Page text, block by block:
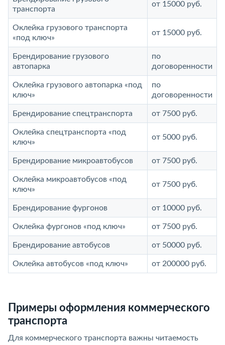
транспорта
от 15000 руб.
Оклейка грузового транспорта
«под ключ»
от 15000 руб.
Брендирование грузового
автопарка
по
договоренности
Оклейка грузового автопарка «под
ключ»
по
договоренности
Брендирование спецтранспорта от 7500 руб.
Оклейка спецтранспорта «под
ключ»
от 5000 руб.
Брендирование микроавтобусов от 7500 руб.
Оклейка микроавтобусов «под
ключ»
от 7500 руб.
Брендирование фургонов от 10000 руб.
Оклейка фургонов «под ключ» от 7500 руб.
Брендирование автобусов от 50000 руб.
Оклейка автобусов «под ключ» от 200000 руб.
Примеры оформления коммерческого
транспорта
Для коммерческого транспорта важны читаемость